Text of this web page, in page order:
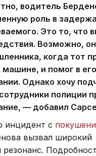
водитель
роль в
Это то, что
Возможно,
когда тот
и помог в его
Однако хочу
полиции
— добавил
инцидент с
вызвал широкий